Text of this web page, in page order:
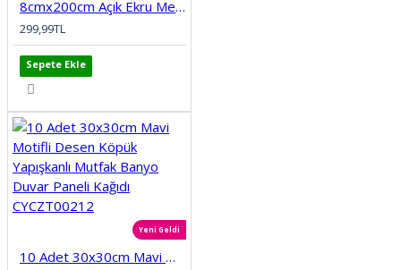
8cmx200cm Açık Ekru Meva Kendinden Yapışkanlı Kauçuk Kenar Koruma Bebek Çocuk Kenar Darbe Koruma
299,99TL
Sepete Ekle
Yeni Geldi
10 Adet 30x30cm Mavi Motifli Desen Köpük Yapışkanlı Mutfak Banyo Duvar Paneli Kağıdı CYCZT00212